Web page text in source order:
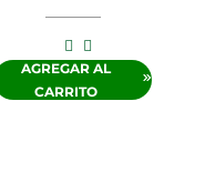
AGREGAR AL
CARRITO